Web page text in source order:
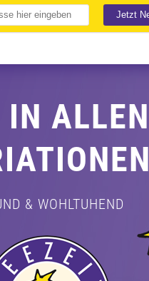
IN ALLEN
& WOHLTUHEND